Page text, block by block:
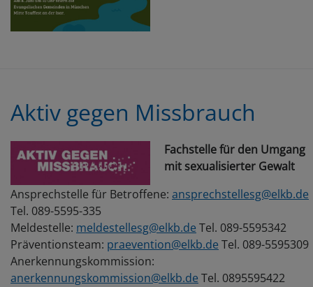
Aktiv gegen Missbrauch
Fachstelle für den Umgang
mit sexualisierter Gewalt
Ansprechstelle für Betroffene: ansprechstellesg@elkb.de
Tel. 089-5595-335
Meldestelle: meldestellesg@elkb.de Tel. 089-5595342
Präventionsteam: praevention@elkb.de Tel. 089-5595309
Anerkennungskommission:
anerkennungskommission@elkb.de Tel. 0895595422